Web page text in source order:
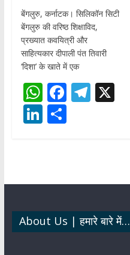
बेंगलुरु, कर्नाटक। सिलिकॉन सिटी
बेंगलुरु की वरिष्ठ शिक्षाविद,
प्रख्यात कवयित्री और
साहित्यकार दीपाली पंत तिवारी
‘दिशा’ के खाते में एक
W
h
at
p
p
F
ac
e
o
k
T
m
X
Li
dI
n
S
About Us | हमारे बारे में…